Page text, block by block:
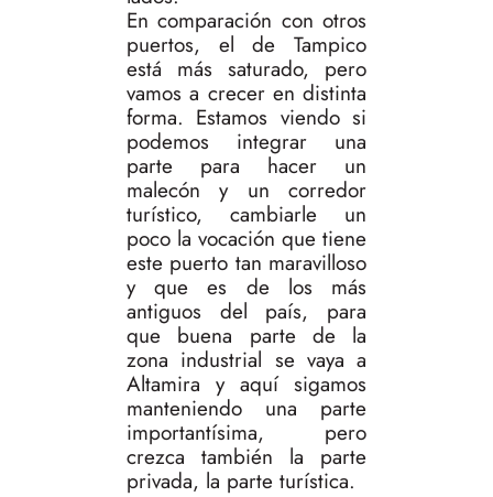
En comparación con otros
puertos, el de Tampico
está más saturado, pero
vamos a crecer en distinta
forma. Estamos viendo si
podemos integrar una
parte para hacer un
malecón y un corredor
turístico, cambiarle un
poco la vocación que tiene
este puerto tan maravilloso
y que es de los más
antiguos del país, para
que buena parte de la
zona industrial se vaya a
Altamira y aquí sigamos
manteniendo una parte
importantísima, pero
crezca también la parte
privada, la parte turística.